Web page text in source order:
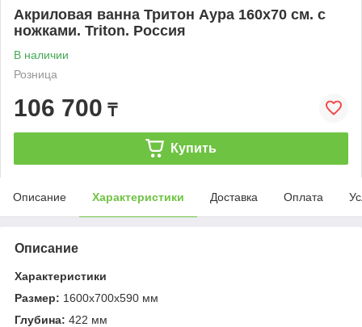
Акриловая ванна Тритон Аура 160х70 см. с
ножками. Triton. Россия
В наличии
Розница
106 700 ₸
Купить
Описание Характеристики Доставка Оплата
Описание
Характеристики
Размер: 1600x700x590 мм
Глубина: 422 мм